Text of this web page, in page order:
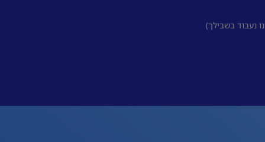
נעבוד בשבילך)